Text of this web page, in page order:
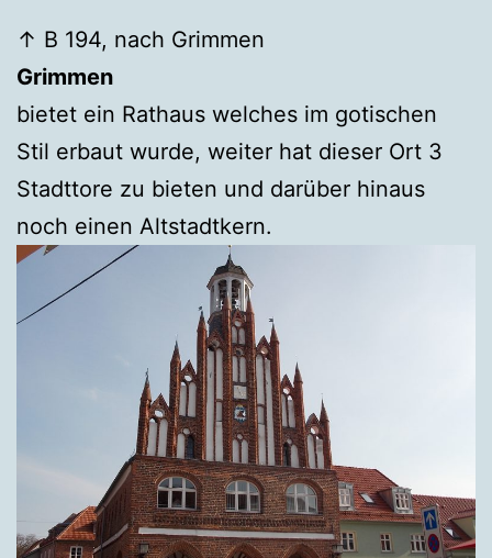
↑ B 194, nach Grimmen
Grimmen
bietet ein Rathaus welches im gotischen
Stil erbaut wurde, weiter hat dieser Ort 3
Stadttore zu bieten und darüber hinaus
noch einen Altstadtkern.